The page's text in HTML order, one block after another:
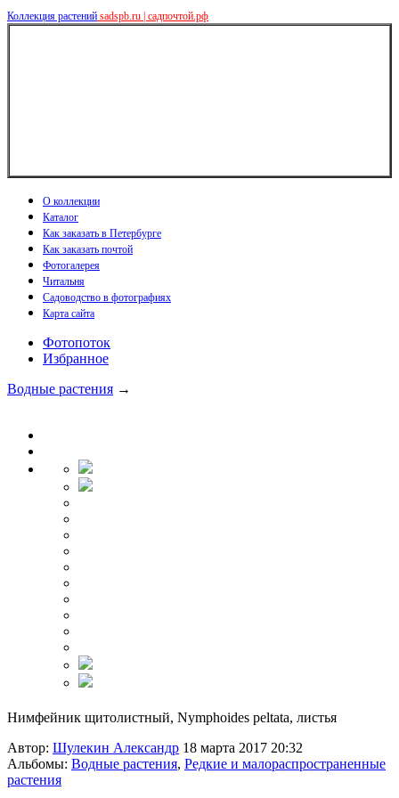
Коллекция растений sadspb.ru | садпочтой.рф
О коллекции
Каталог
Как заказать в Петербурге
Как заказать почтой
Фотогалерея
Читальня
Садоводство в фотографиях
Карта сайта
Фотопоток
Избранное
Водные растения →
Нимфейник щитолистный, Nymphoides peltata, листья
Автор: Шулекин Александр 18 марта 2017 20:32
Альбомы: Водные растения, Редкие и малораспространенные
растения